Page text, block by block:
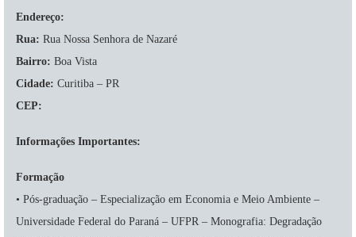
Endereço:
Rua: Rua Nossa Senhora de Nazaré
Bairro: Boa Vista
Cidade: Curitiba – PR
CEP:
Informações Importantes:
Formação
• Pós-graduação – Especialização em Economia e Meio Ambiente –
Universidade Federal do Paraná – UFPR – Monografia: Degradação